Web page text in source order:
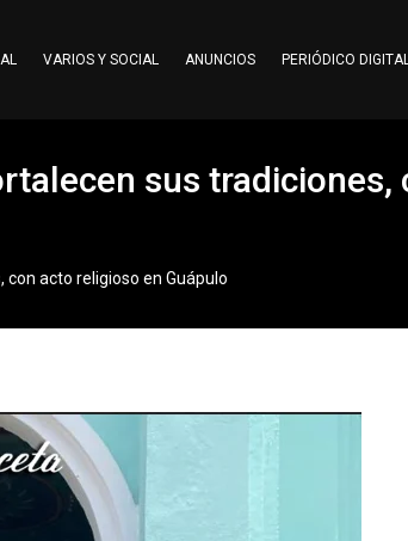
VARIOS Y SOCIAL ANUNCIOS PERIÓDICO
sus
acto religioso en Guápulo